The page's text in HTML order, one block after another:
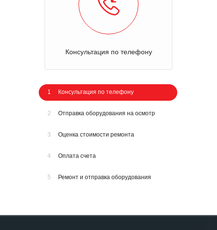
Консультация по телефону
1 Консультация по телефону
2 Отправка оборудования на осмотр
3 Оценка стоимости ремонта
4 Оплата счета
5 Ремонт и отправка оборудования